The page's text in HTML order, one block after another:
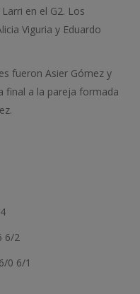
en el G2. Los
Viguria y Eduardo
fueron Asier Gómez y
final a la pareja formada
6/2
0 6/1